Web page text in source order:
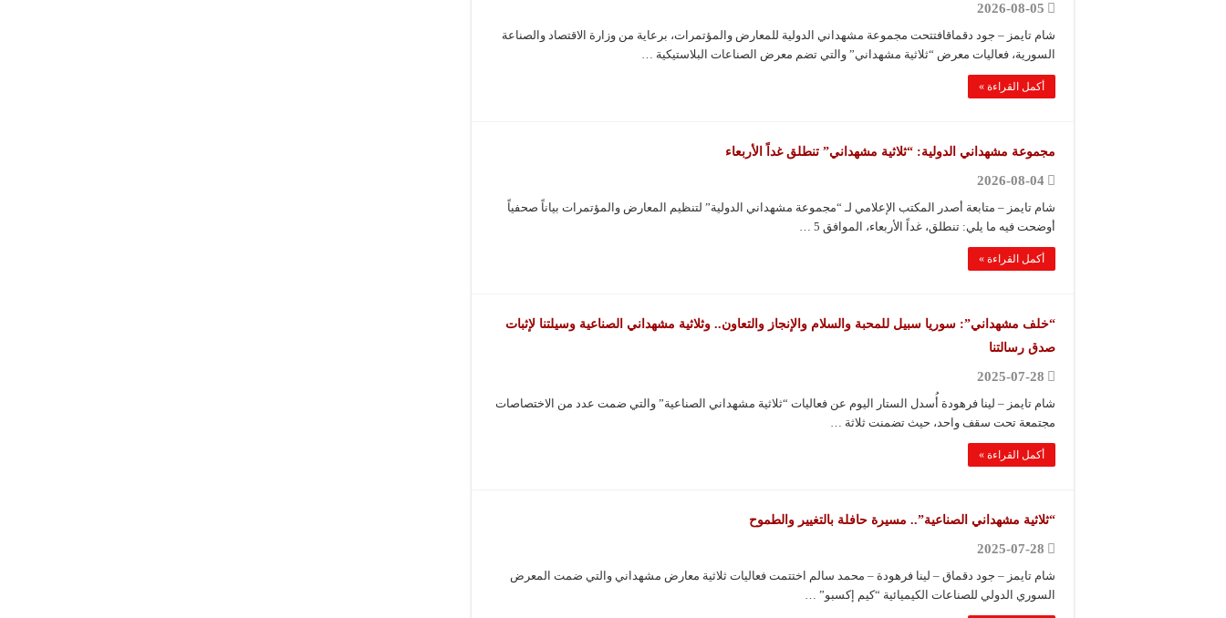
2026-08-05
شام تايمز – جود دقماقافتتحت مجموعة مشهداني الدولية للمعارض والمؤتمرات، برعاية من وزارة الاقتصاد والصناعة
السورية، فعاليات معرض “ثلاثية مشهداني” والتي تضم معرض الصناعات البلاستيكية …
أكمل القراءة »
مجموعة مشهداني الدولية: “ثلاثية مشهداني” تنطلق غداً الأربعاء
2026-08-04
شام تايمز – متابعة أصدر المكتب الإعلامي لـ “مجموعة مشهداني الدولية” لتنظيم المعارض والمؤتمرات بياناً صحفياً
أوضحت فيه ما يلي: تنطلق، غداً الأربعاء، الموافق 5 …
أكمل القراءة »
“خلف مشهداني”: سوريا سبيل للمحبة والسلام والإنجاز والتعاون.. وثلاثية مشهداني الصناعية وسيلتنا لإثبات
صدق رسالتنا
2025-07-28
شام تايمز – لينا فرهودة أُسدل الستار اليوم عن فعاليات “ثلاثية مشهداني الصناعية” والتي ضمت عدد من الاختصاصات
مجتمعة تحت سقف واحد، حيث تضمنت ثلاثة …
أكمل القراءة »
“ثلاثية مشهداني الصناعية”.. مسيرة حافلة بالتغيير والطموح
2025-07-28
شام تايمز – جود دقماق – لينا فرهودة – محمد سالم اختتمت فعاليات ثلاثية معارض مشهداني والتي ضمت المعرض
السوري الدولي للصناعات الكيميائية “كيم إكسبو” …